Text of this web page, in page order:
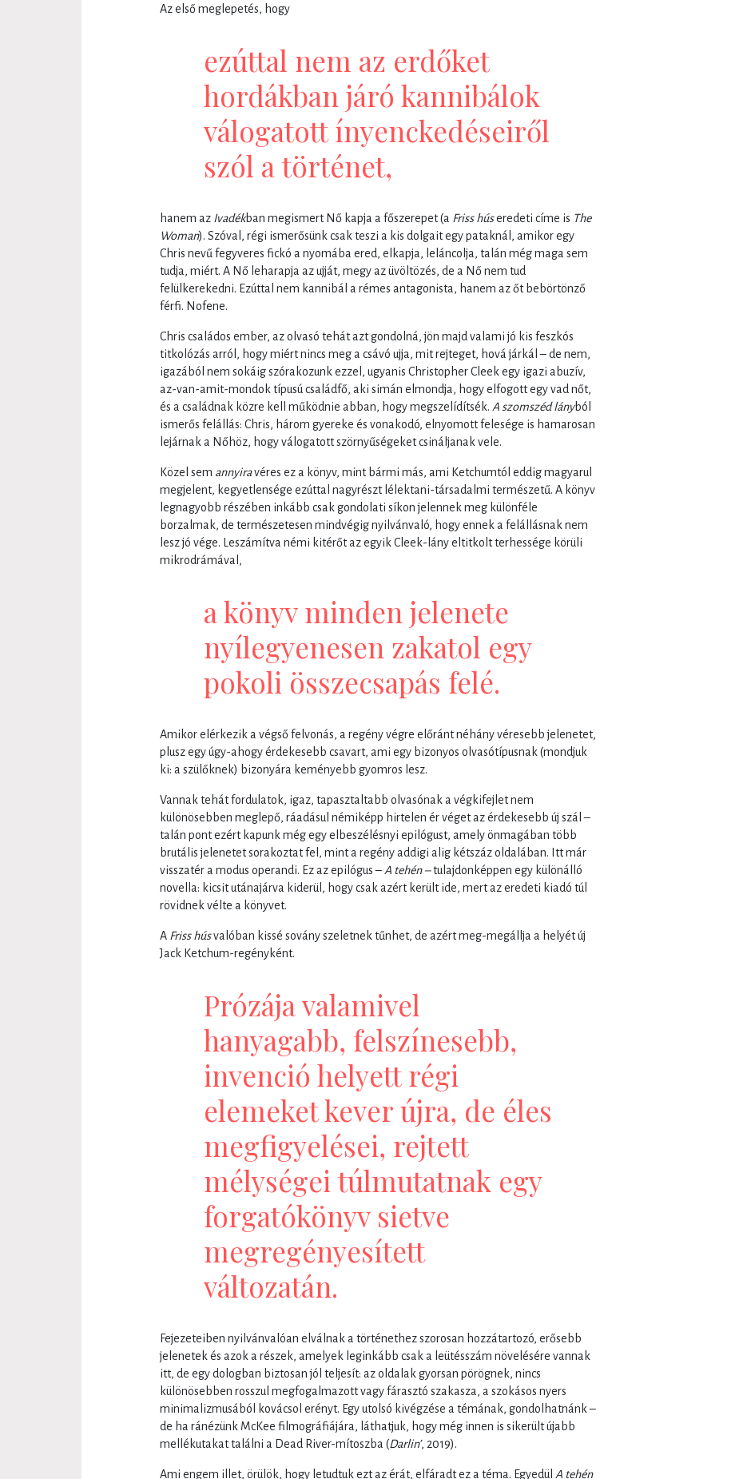
Az első meglepetés, hogy
ezúttal nem az erdőket
hordákban járó kannibálok
válogatott ínyenckedéseiről
szól a történet,
hanem az Ivadékban megismert Nő kapja a főszerepet (a Friss húseredeti címe is The
Woman). Szóval, régi ismerősünk csak teszi a kis dolgait egy pataknál, amikor egy
Chris nevű fegyveres fickó a nyomába ered, elkapja, leláncolja, talán még maga sem
tudja, miért. A Nő leharapja az ujját, megy az üvöltözés, de a Nő nem tud
felülkerekedni. Ezúttal nem kannibál a rémes antagonista, hanem az őt bebörtönző
férfi. Nofene.
Chris családos ember, az olvasó tehát azt gondolná, jön majd valami jó kis feszkós
titkolózás arról, hogy miért nincs meg a csávó ujja, mit rejteget, hová járkál – de nem,
igazából nem sokáig szórakozunk ezzel, ugyanis Christopher Cleek egy igazi abuzív,
az-van-amit-mondok típusú családfő, aki simán elmondja, hogy elfogott egy vad nőt,
és a családnak közre kell működnie abban, hogy megszelídítsék. A szomszéd lányból
ismerős felállás: Chris, három gyereke és vonakodó, elnyomott felesége is hamarosan
lejárnak a Nőhöz, hogy válogatott szörnyűségeket csináljanak vele.
Közel sem annyiravéres ez a könyv, mint bármi más, ami Ketchumtól eddig magyarul
megjelent, kegyetlensége ezúttal nagyrészt lélektani-társadalmi természetű. A könyv
legnagyobb részében inkább csak gondolati síkon jelennek meg különféle
borzalmak, de természetesen mindvégig nyilvánvaló, hogy ennek a felállásnak nem
lesz jó vége. Leszámítva némi kitérőt az egyik Cleek-lány eltitkolt terhessége körüli
mikrodrámával,
a könyv minden jelenete
nyílegyenesen zakatol egy
pokoli összecsapás felé.
Amikor elérkezik a végső felvonás, a regény végre előránt néhány véresebb jelenetet,
plusz egy úgy-ahogy érdekesebb csavart, ami egy bizonyos olvasótípusnak (mondjuk
ki: a szülőknek) bizonyára keményebb gyomros lesz.
Vannak tehát fordulatok, igaz, tapasztaltabb olvasónak a végkifejlet nem
különösebben meglepő, ráadásul némiképp hirtelen ér véget az érdekesebb új szál –
talán pont ezért kapunk még egy elbeszélésnyi epilógust, amely önmagában több
brutális jelenetet sorakoztat fel, mint a regény addigi alig kétszáz oldalában. Itt már
visszatér a modus operandi. Ez az epilógus – A tehén –tulajdonképpen egy különálló
novella: kicsit utánajárva kiderül, hogy csak azért került ide, mert az eredeti kiadó túl
rövidnek vélte a könyvet.
A Friss húsvalóban kissé sovány szeletnek tűnhet, de azért meg-megállja a helyét új
Jack Ketchum-regényként.
Prózája valamivel
hanyagabb, felszínesebb,
invenció helyett régi
elemeket kever újra, de éles
megfigyelései, rejtett
mélységei túlmutatnak egy
forgatókönyv sietve
megregényesített
változatán.
Fejezeteiben nyilvánvalóan elválnak a történethez szorosan hozzátartozó, erősebb
jelenetek és azok a részek, amelyek leginkább csak a leütésszám növelésére vannak
itt, de egy dologban biztosan jól teljesít: az oldalak gyorsan pörögnek, nincs
különösebben rosszul megfogalmazott vagy fárasztó szakasza, a szokásos nyers
minimalizmusából kovácsol erényt. Egy utolsó kivégzése a témának, gondolhatnánk –
de ha ránézünk McKee filmográfiájára, láthatjuk, hogy még innen is sikerült újabb
mellékutakat találni a Dead River-mítoszba (Darlin’, 2019).
Ami engem illet, örülök, hogy letudtuk ezt az érát, elfáradt ez a téma. Egyedül A tehén